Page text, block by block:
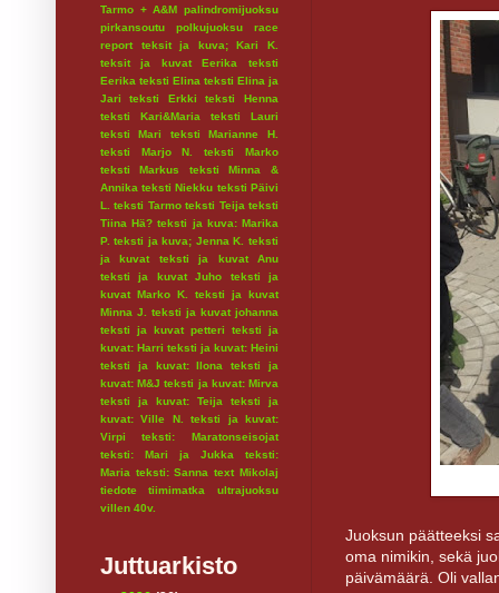
Juoksun päätteeksi
oma nimikin, sekä
päivämäärä. Oli
Tarmo + A&M palindromijuoksu
pirkansoutu
polkujuoksu
race
report
teksit ja kuva; Kari K.
teksit ja kuvat Eerika
teksti
Eerika teksti Elina teksti Elina ja
Jari
teksti Erkki
teksti Henna
teksti Kari&Maria
teksti Lauri
teksti Mari
teksti Marianne H.
teksti Marjo N.
teksti Marko
teksti Markus
teksti Minna &
Annika teksti Niekku teksti Päivi
L.
teksti Tarmo teksti Teija teksti
Tiina Hä? teksti ja kuva: Marika
P. teksti ja kuva; Jenna K.
teksti
ja kuvat
teksti ja kuvat Anu
teksti ja kuvat Juho
teksti ja
kuvat Marko K.
teksti ja kuvat
Minna J.
teksti ja kuvat johanna
teksti ja kuvat petteri
teksti ja
kuvat: Harri teksti ja kuvat: Heini
teksti ja kuvat: Ilona
teksti ja
kuvat: M&J teksti ja kuvat: Mirva
teksti ja kuvat: Teija
teksti ja
kuvat: Ville N.
teksti ja kuvat:
Virpi
teksti: Maratonseisojat
teksti: Mari ja Jukka
teksti:
Maria teksti: Sanna text Mikolaj
tiedote
tiimimatka
ultrajuoksu
villen 40v.
Juttuarkisto